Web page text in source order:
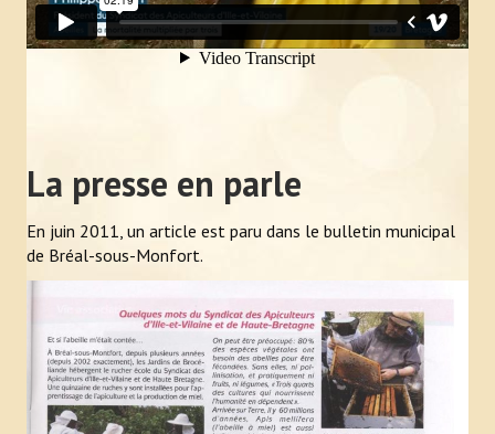
La presse en parle
En juin 2011, un article est paru dans le bulletin municipal
de Bréal-sous-Monfort.